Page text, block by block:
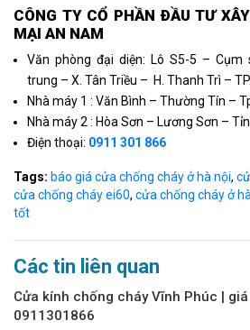
CÔNG TY CỔ PHẦN ÐẦU TƯ
MẠI AN NAM
Văn phòng đại diện: Lô S5-5 – Cụm
trung – X. Tân Triều – H. Thanh Trì –
Nhà máy 1 : Văn Bình – Thường Tín –
Nhà máy 2 : Hòa Sơn – Lương Sơn –
Điện thoại: 0911 301 866
Tags: báo giá cửa chống cháy ở hà nội,
cửa chống cháy ei60, cửa chống cháy ở
tốt
Các tin liên quan
Cửa kính chống cháy Vĩnh Phúc |
0911301866